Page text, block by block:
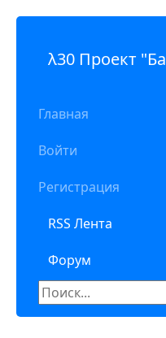
λ30 Проект
Главная
Войти
Регистрация
RSS Лента
Форум